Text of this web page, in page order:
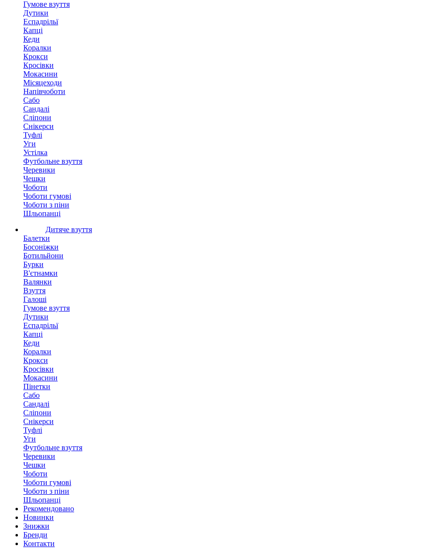
Гумове взуття
Дутики
Еспадрільї
Капці
Кеди
Коралки
Крокси
Кросівки
Мокасини
Місяцеходи
Напівчоботи
Сабо
Сандалі
Сліпони
Снікерси
Туфлі
Уги
Устілка
Футбольне взуття
Черевики
Чешки
Чоботи
Чоботи гумові
Чоботи з піни
Шльопанці
Дитяче взуття
Балетки
Босоніжки
Ботильйони
Бурки
В'єтнамки
Валянки
Взуття
Галоші
Гумове взуття
Дутики
Еспадрільї
Капці
Кеди
Коралки
Крокси
Кросівки
Мокасини
Пінетки
Сабо
Сандалі
Сліпони
Снікерси
Туфлі
Уги
Футбольне взуття
Черевики
Чешки
Чоботи
Чоботи гумові
Чоботи з піни
Шльопанці
Рекомендовано
Новинки
Знижки
Бренди
Контакти